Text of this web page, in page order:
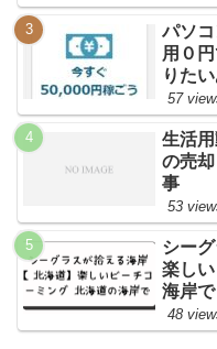
パソ
用０
りた
57
生活
の売
事
53
シー
楽し
海岸で
48